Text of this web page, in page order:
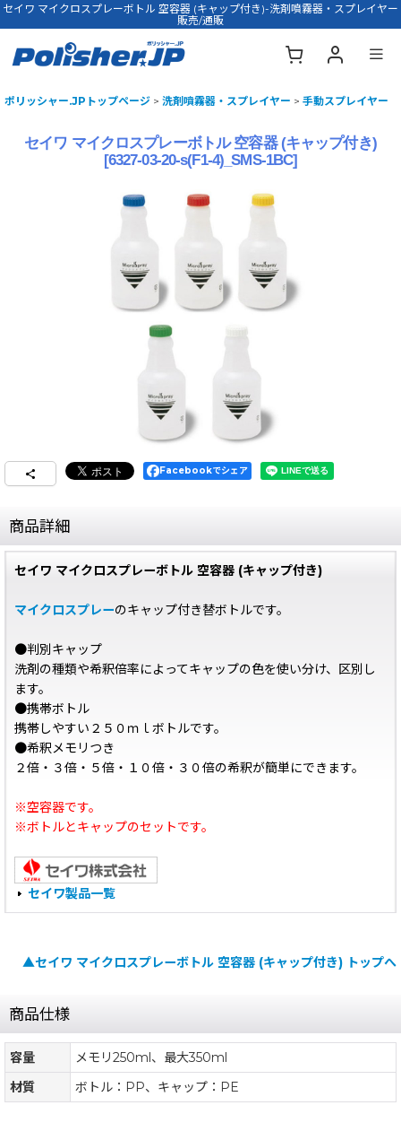
セイワ マイクロスプレーボトル 空容器 (キャップ付き)-洗剤噴霧器・スプレイヤー
販売/通販
ポリッシャー.JPトップページ > 洗剤噴霧器・スプレイヤー > 手動スプレイヤー
セイワ マイクロスプレーボトル 空容器 (キャップ付き)
[6327-03-20-s(F1-4)_SMS-1BC]
Facebookでシェア
商品詳細
セイワ マイクロスプレーボトル 空容器 (キャップ付き)
マイクロスプレーのキャップ付き替ボトルです。
●判別キャップ
洗剤の種類や希釈倍率によってキャップの色を使い分け、区別し
ます。
●携帯ボトル
携帯しやすい２５０ｍｌボトルです。
●希釈メモリつき
２倍・３倍・５倍・１０倍・３０倍の希釈が簡単にできます。
※空容器です。
※ボトルとキャップのセットです。
セイワ製品一覧
▲セイワ マイクロスプレーボトル 空容器 (キャップ付き) トップへ
商品仕様
容量
メモリ250ml、最大350ml
材質
ボトル：PP、キャップ：PE